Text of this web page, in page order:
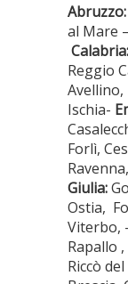
Abruzzo:
al Mare –
Calabria:
Reggio
Ischia-
Forlì,
Giulia:
Ostia,
Viterbo,
Rapallo
Riccò